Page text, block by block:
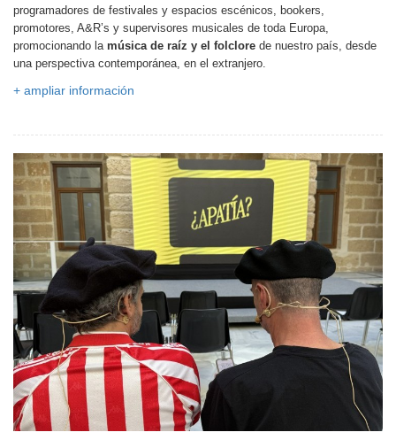
programadores de festivales y espacios escénicos, bookers,
promotores, A&R’s y supervisores musicales de toda Europa,
promocionando lamúsica de raíz y el folclore de nuestro país, desde
una perspectiva contemporánea, en el extranjero.
+ ampliar información